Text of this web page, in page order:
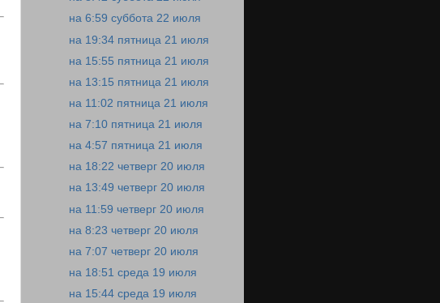
на 6:59 суббота 22 июля
на 19:34 пятница 21 июля
на 15:55 пятница 21 июля
на 13:15 пятница 21 июля
на 11:02 пятница 21 июля
на 7:10 пятница 21 июля
на 4:57 пятница 21 июля
на 18:22 четверг 20 июля
на 13:49 четверг 20 июля
на 11:59 четверг 20 июля
на 8:23 четверг 20 июля
на 7:07 четверг 20 июля
на 18:51 среда 19 июля
на 15:44 среда 19 июля